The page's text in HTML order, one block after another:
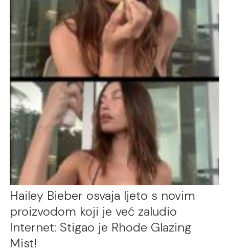
Hailey Bieber osvaja ljeto s novim
proizvodom koji je već zaludio
Internet: Stigao je Rhode Glazing
Mist!